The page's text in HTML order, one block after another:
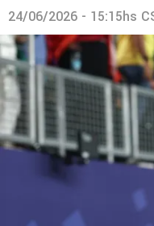
24/06/2026 - 15:15hs